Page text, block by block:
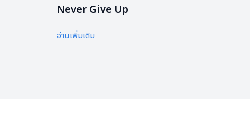
Never Give Up
อ่านเพิ่มเติม